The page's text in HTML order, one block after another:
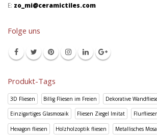
E: zo_mi@ceramictiles.com
Folge uns
Produkt-Tags
3D Fliesen Billig Fliesen im Freien Dekorative
Einzigartiges Glasmosaik Fliesen Ziegel Imitat
Hexagon fliesen Holzholzoptik fliesen Metallisches